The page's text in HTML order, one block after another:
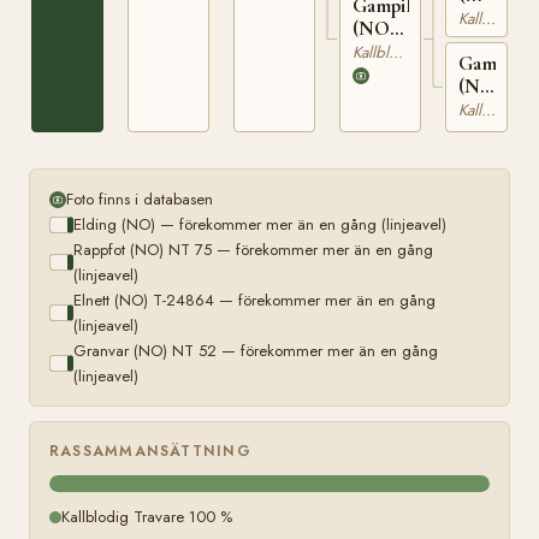
Gampila
(NO)
T-
24282
Kallblodig Travare
N
2077
Kallblodig Travare
Gamina
(NO)
T-
22078
Kallblodig Travare
Foto finns i databasen
Elding (NO) — förekommer mer än en gång (linjeavel)
Rappfot (NO) NT 75 — förekommer mer än en gång
(linjeavel)
Elnett (NO) T-24864 — förekommer mer än en gång
(linjeavel)
Granvar (NO) NT 52 — förekommer mer än en gång
(linjeavel)
RASSAMMANSÄTTNING
Kallblodig Travare 100 %